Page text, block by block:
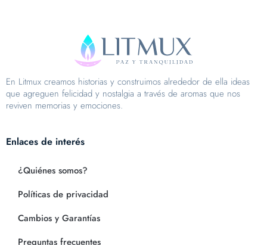
En Litmux creamos historias y construimos alrededor de ella ideas
que agreguen felicidad y nostalgia a través de aromas que nos
reviven memorias y emociones.
Enlaces de interés
¿Quiénes somos?
Políticas de privacidad
Cambios y Garantías
Preguntas frecuentes